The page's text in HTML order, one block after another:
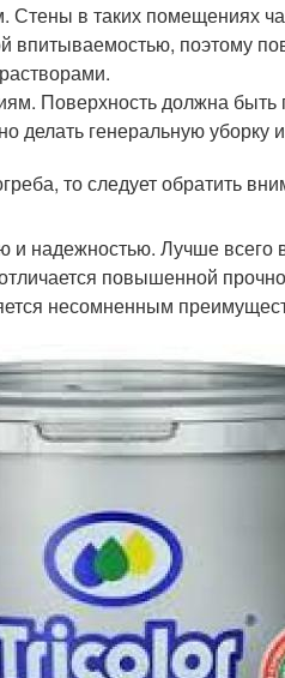
Стены в таких помещениях
поэтому
Поверхность должна
делать генеральную уборку
то следует обратить
и надежностью. Лучше
повышенной
несомненным